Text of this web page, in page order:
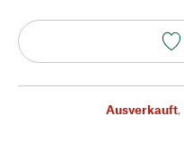
Ausverkauft,